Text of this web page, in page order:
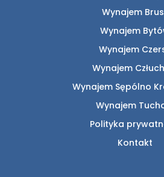
Wynajem
Wynajem
Wynajem
Wynajem
Wynajem Sępólno
Wynajem
Polityka
Kontakt